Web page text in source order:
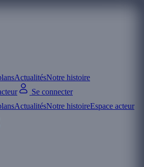
ActualitésNotre histoire
Se connecter
ActualitésNotre histoireEspace acteur